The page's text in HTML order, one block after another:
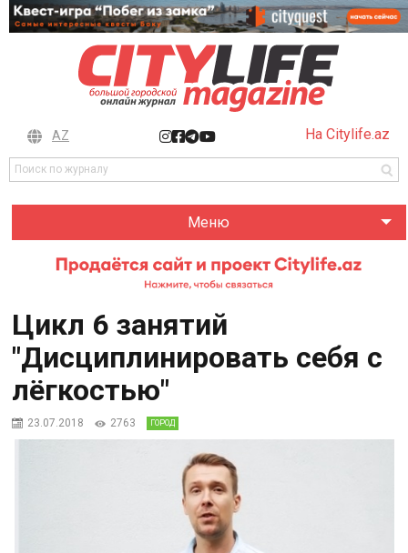
AZ На Citylife.az
Меню
Цикл 6 занятий
"Дисциплинировать себя с
лёгкостью"
23.07.2018 2763 ГОРОД